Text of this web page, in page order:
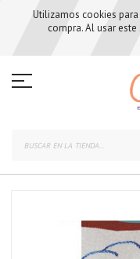
Utilizamos cookies
compra. Al usar
to
Content